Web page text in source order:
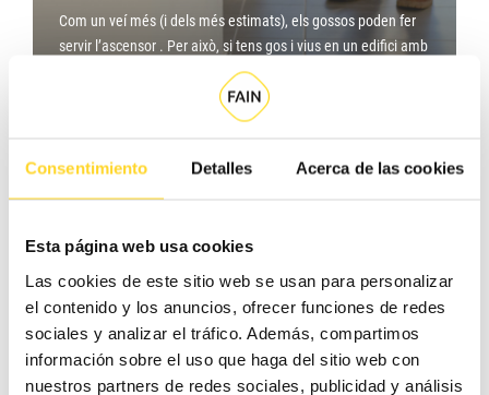
Consentimiento Detalles Acerca de las cookies
Esta página web usa cookies
Las cookies de este sitio web se usan para personalizar
el contenido y los anuncios, ofrecer funciones de redes
sociales y analizar el tráfico. Además, compartimos
información sobre el uso que haga del sitio web con
nuestros partners de redes sociales, publicidad y análisis
Com un veí més (i dels més estimats), els gossos poden fer
servir l’ascensor . Per això, si tens gos i vius en un edifici amb
ascensor, per la seguretat del teu gos , no deixis de llegir
Tot sobre l´OCA d´ascensors i la
Inspecció Periòdica Obligatòria